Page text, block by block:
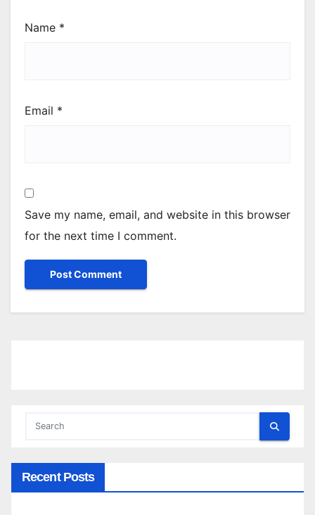
Name *
Email *
Save my name, email, and website in this browser
for the next time I comment.
Recent Posts